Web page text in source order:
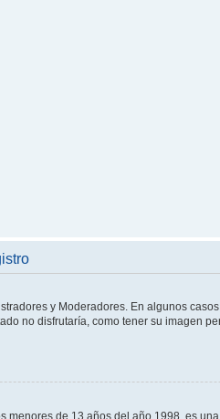
y Moderadores. En algunos
no disfrutaría, como tener su imagen
menores de 13 años del año 1998, es